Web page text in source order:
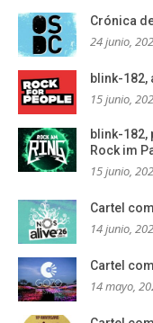
Crónica
24 junio,
blink-182,
15 junio,
blink-182,
Rock im
15 junio,
Cartel
14 junio,
Cartel
14 mayo,